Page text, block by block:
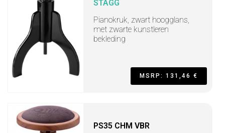
STAGG
Pianokruk, zwart hoogglans,
met zwarte kunstleren
bekleding
MSRP: 131,46 €
PS35 CHM VBR